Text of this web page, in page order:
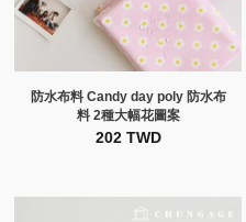
防水布料 Candy day poly 防水布
料 2種大幅花圖案
202 TWD